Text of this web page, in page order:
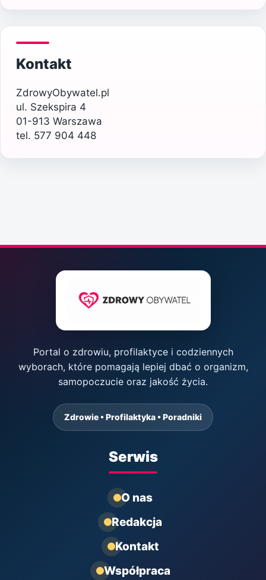
Kontakt
ZdrowyObywatel.pl
ul. Szekspira 4
01-913 Warszawa
tel. 577 904 448
Portal o zdrowiu, profilaktyce i codziennych
wyborach, które pomagają lepiej dbać o organizm,
samopoczucie oraz jakość życia.
Zdrowie • Profilaktyka • Poradniki
Serwis
O nas
Redakcja
Kontakt
Współpraca